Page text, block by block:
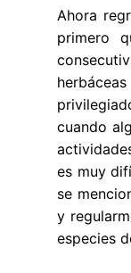
Ahora
primero
cuando
es muy
se
y
especies